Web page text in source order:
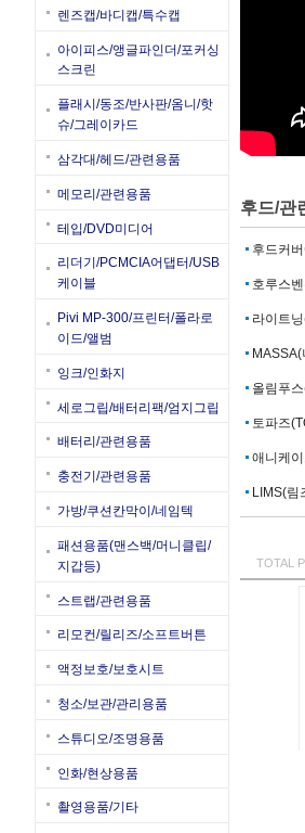
렌즈캡/바디캡/특수캡
아이피스/앵글파인더/포커싱
스크린
플래시/동조/반사판/옴니/핫
슈/그레이카드
삼각대/헤드/관련용품
메모리/관련용품
테입/DVD미디어
리더기/PCMCIA어댑터/USB
케이블
Pivi MP-300/프린터/폴라로
이드/앨범
잉크/인화지
세로그립/배터리팩/엄지그립
배터리/관련용품
충전기/관련용품
가방/쿠션칸막이/네임텍
패션용품(맨스백/머니클립/
지갑등)
스트랩/관련용품
리모컨/릴리즈/소프트버튼
액정보호/보호시트
청소/보관/관리용품
스튜디오/조명용품
인화/현상용품
촬영용품/기타
후드/관
후드커버
호루스
라이트
올림푸
토파즈
애니케
LIMS(림
TOTAL